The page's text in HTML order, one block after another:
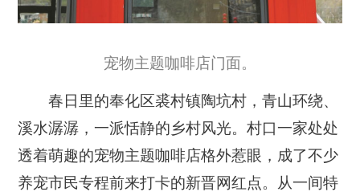
宠物主题咖啡店门面。
春日里的奉化区裘村镇陶坑村，青山环绕、
溪水潺潺，一派恬静的乡村风光。村口一家处处
透着萌趣的宠物主题咖啡店格外惹眼，成了不少
养宠市民专程前来打卡的新晋网红点。从一间特